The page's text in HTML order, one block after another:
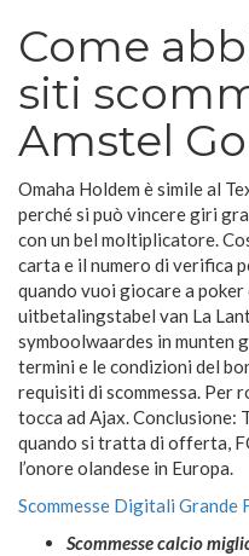
Come
siti
Amstel
Omaha Holdem è simile al
perché si può vincere giri
con un bel moltiplicatore.
carta e il numero di verifica
quando vuoi giocare a
uitbetalingstabel van La
symboolwaardes in munten
termini e le condizioni del
requisiti di scommessa. Per
tocca ad Ajax. Conclusione:
quando si tratta di offerta,
l’onore olandese in Europa.
Scommesse Digitali Grande
Scommesse calcio